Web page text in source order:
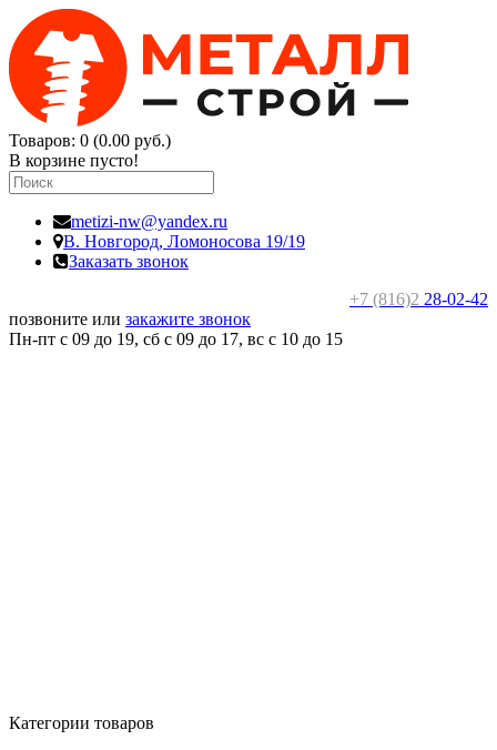
Товаров: 0 (0.00 руб.)
В корзине пусто!
metizi-nw@yandex.ru
В. Новгород, Ломоносова 19/19
Заказать звонок
+7 (816)2 28-02-42
позвоните или закажите звонок
Пн-пт с 09 до 19, сб с 09 до 17, вс c 10 до 15
Категории товаров